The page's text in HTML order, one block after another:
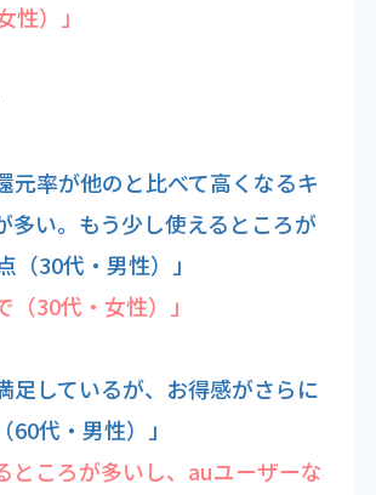
性）」
元率が他のと比べて高くなるキ
多い。もう少し使えるところが
（30代・男性）」
（30代・女性）」
足しているが、お得感がさらに
60代・男性）」
ところが多いし、auユーザーな